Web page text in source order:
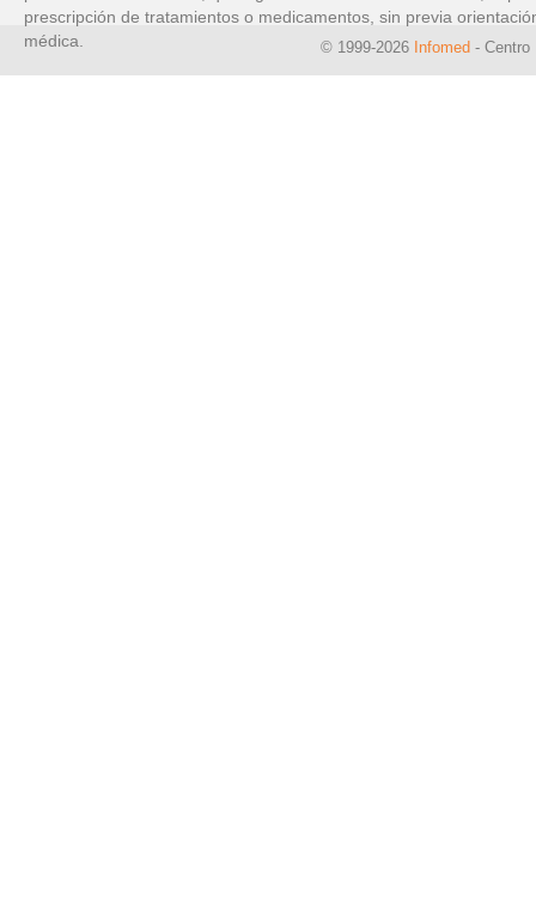
prescripción de tratamientos o medicamentos, sin previa
médica.
© 1999-2026 Infomed - Centro